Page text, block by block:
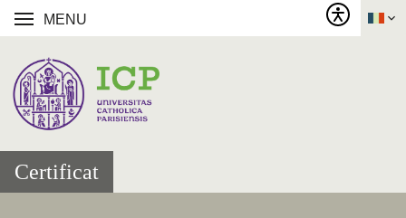
MENU
Certificat